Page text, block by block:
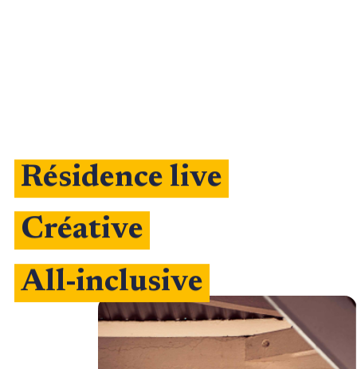
Résidence live
Créative
All-inclusive